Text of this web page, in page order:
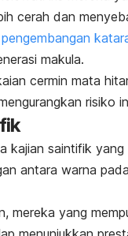
cerah dan
pengembangan
makula.
cermin mata
risiko
kajian saintifik yang
antara warna
mereka yang